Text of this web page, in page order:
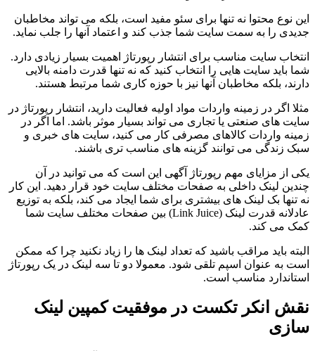
این نوع محتوا نه تنها برای سئو مفید است، بلکه می تواند مخاطبان
جدیدی را به سمت سایت شما جذب کند و اعتماد آنها را جلب نماید.
انتخاب سایت مناسب برای انتشار رپورتاژ اهمیت بسیار زیادی دارد.
شما باید سایت هایی را انتخاب کنید که نه تنها قدرت دامنه بالایی
دارند، بلکه مخاطبان آنها نیز با حوزه کاری شما مرتبط هستند.
مثلا اگر در زمینه واردات مواد اولیه فعالیت دارید، انتشار رپورتاژ در
سایت های صنعتی یا تجاری می تواند بسیار موثر باشد. اما اگر در
زمینه واردات کالاهای مصرفی کار می کنید، سایت های خبری و
سبک زندگی می توانند گزینه های مناسب تری باشند.
یکی از مزایای مهم رپورتاژ آگهی این است که می توانید در آن
چندین لینک داخلی به صفحات مختلف سایت خود قرار دهید. این کار
نه تنها بک لینک های بیشتری برای شما ایجاد می کند، بلکه به توزیع
عادلانه قدرت لینک (Link Juice) بین صفحات مختلف سایت شما
کمک می کند.
البته باید مراقب باشید که تعداد لینک ها را زیاد نکنید چرا که ممکن
است به عنوان اسپم تلقی شود. معمولا دو تا سه لینک در یک رپورتاژ
استاندارد مناسب است.
نقش انکر تکست در موفقیت کمپین لینک
سازی